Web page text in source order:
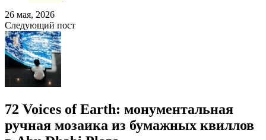
26 мая, 2026
Следующий пост
72 Voices of Earth: монументальная
ручная мозаика из бумажных квиллов